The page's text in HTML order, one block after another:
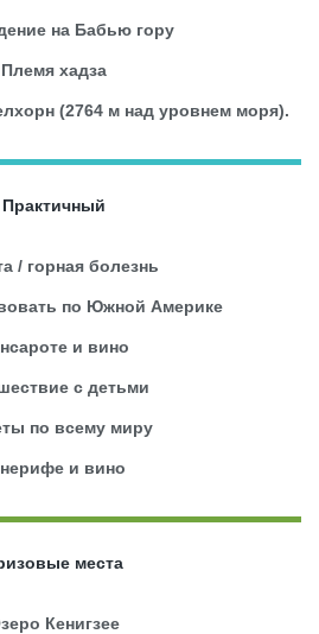
на Бабью гору
Племя хадза
(2764 м над уровнем моря).
Практичный
/ горная болезнь
по Южной Америке
и вино
с детьми
по всему миру
и вино
места
Кенигзее